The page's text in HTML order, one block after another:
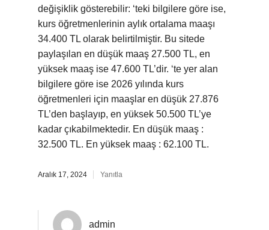
değişiklik gösterebilir: ‘teki bilgilere göre ise,
kurs öğretmenlerinin aylık ortalama maaşı
34.400 TL olarak belirtilmiştir. Bu sitede
paylaşılan en düşük maaş 27.500 TL, en
yüksek maaş ise 47.600 TL’dir. ‘te yer alan
bilgilere göre ise 2026 yılında kurs
öğretmenleri için maaşlar en düşük 27.876
TL’den başlayıp, en yüksek 50.500 TL’ye
kadar çıkabilmektedir. En düşük maaş :
32.500 TL. En yüksek maaş : 62.100 TL.
Aralık 17, 2024 Yanıtla
admin